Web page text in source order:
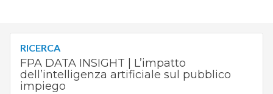
RICERCA
FPA DATA INSIGHT | L’impatto
dell’intelligenza artificiale sul pubblico
impiego